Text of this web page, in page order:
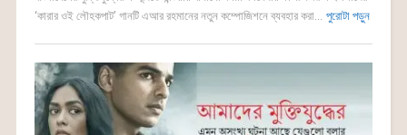
‘কারার ওই লৌহকপাট’ গানটি এআর রহমানের নতুন কম্পোজিশনে ব্যবহার করা... পুরোটা পড়ুন